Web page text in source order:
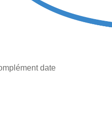
date